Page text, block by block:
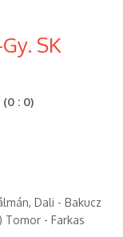
SK
: 0)
Dali - Bakucz
Tomor - Farkas